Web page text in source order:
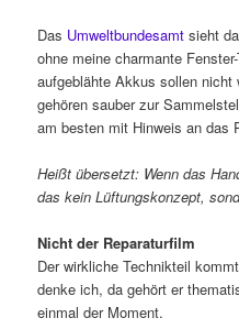
Das Umweltbundesamt sieht
ohne meine charmante
aufgeblähte Akkus sollen nicht
gehören sauber zur
am besten mit Hinweis an das
Heißt übersetzt: Wenn das
das kein Lüftungskonzept,
Nicht der Reparaturfilm
Der wirkliche Technikteil
denke ich, da gehört er
einmal der Moment.